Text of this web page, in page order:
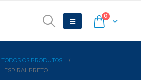
0
TODOS OS PRODUTOS
ESPIRAL PRETO